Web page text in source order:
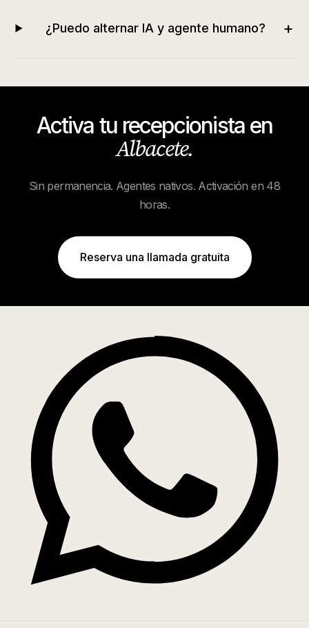
¿Puedo alternar IA y agente humano? +
Activa tu recepcionista en
Albacete.
Sin permanencia. Agentes nativos. Activación en 48
horas.
Reserva una llamada gratuita